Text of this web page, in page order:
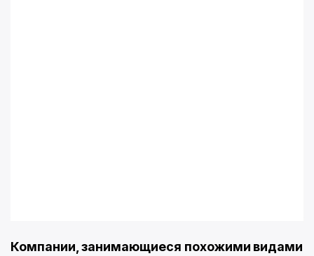
Компании, занимающиеся похожими видами